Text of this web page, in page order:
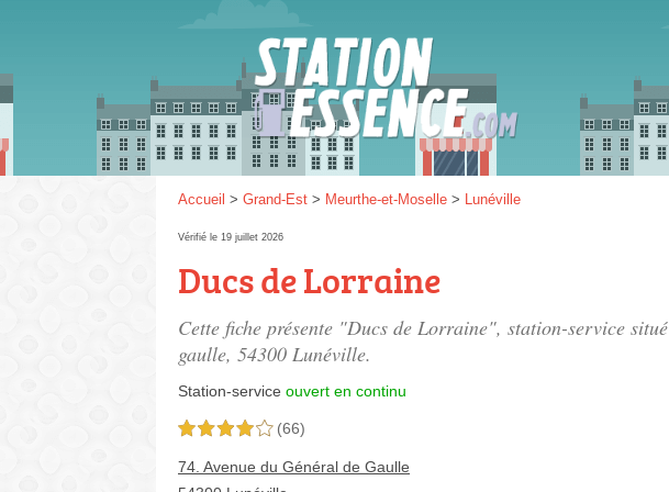
Accueil > Grand-Est > Meurthe-et-Moselle > Lunéville
Vérifié le 19 juillet 2026
Ducs de Lorraine
Cette fiche présente "Ducs de Lorraine", station-service situé
gaulle, 54300 Lunéville.
Station-service ouvert en continu
4,0 étoiles sur 5 (66)
74. Avenue du Général de Gaulle
Gazole :
Disponible
SP 98 :
Disponible